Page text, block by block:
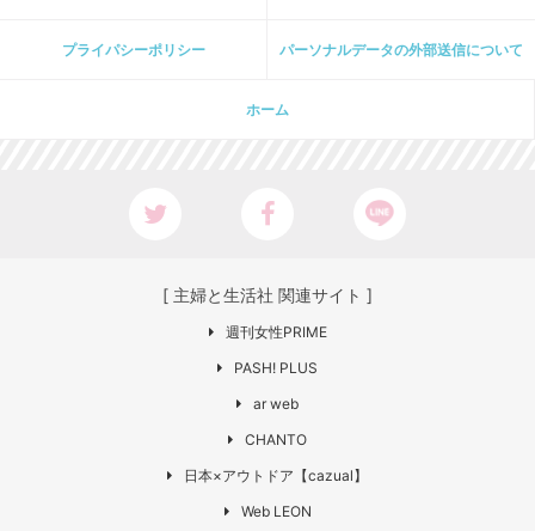
プライパシーポリシー パーソナルデータの外部送信について
ホーム
[ 主婦と生活社 関連サイト ]
週刊女性PRIME
PASH! PLUS
ar web
CHANTO
日本×アウトドア【cazual】
Web LEON